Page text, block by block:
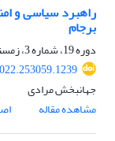
راهبرد سیاسی و
برجام
دوره 19، شماره 3، زمستان 1401، صفحه
جهانبخش مرادی
مشاهده مقاله